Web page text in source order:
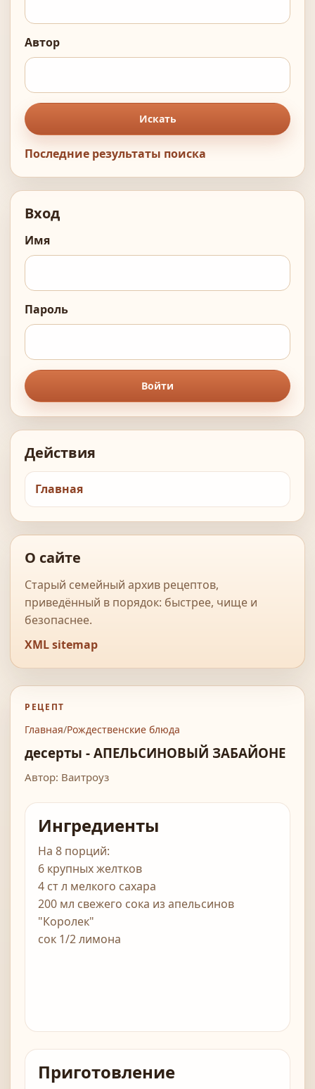
Автор
Искать
Последние результаты поиска
Вход
Имя
Пароль
Войти
Действия
Главная
О сайте
Старый семейный архив рецептов,
приведённый в порядок: быстрее, чище и
безопаснее.
XML sitemap
РЕЦЕПТ
Главная/Рождественские блюда
десерты - АПЕЛЬСИНОВЫЙ ЗАБАЙОНЕ
Автор: Ваитроуз
Ингредиенты
На 8 порций:
6 крупных желтков
4 ст л мелкого сахара
200 мл свежего сока из апельсинов
"Королек"
сок 1/2 лимона
Приготовление